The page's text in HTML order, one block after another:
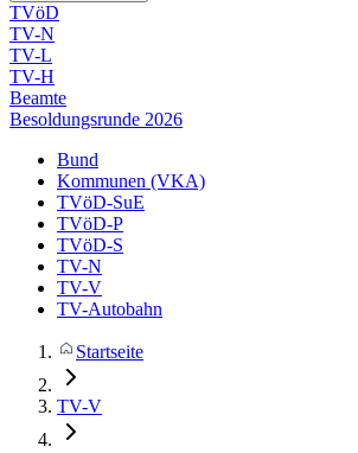
TVöD
TV-N
TV-L
TV-H
Beamte
Besoldungsrunde 2026
Bund
Kommunen (VKA)
TVöD-SuE
TVöD-P
TVöD-S
TV-N
TV-V
TV-Autobahn
Startseite
TV-V